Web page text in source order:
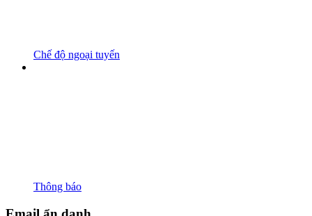
Chế độ ngoại tuyến
Thông báo